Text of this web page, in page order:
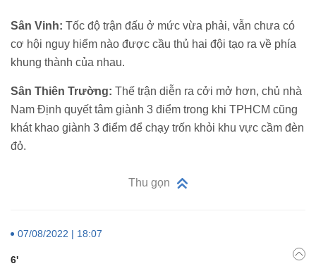
Sân Vinh: Tốc độ trận đấu ở mức vừa phải, vẫn chưa có
cơ hội nguy hiểm nào được cầu thủ hai đội tạo ra về phía
khung thành của nhau.
Sân Thiên Trường: Thế trận diễn ra cởi mở hơn, chủ nhà
Nam Định quyết tâm giành 3 điểm trong khi TPHCM cũng
khát khao giành 3 điểm để chạy trốn khỏi khu vực cầm đèn
đỏ.
Thu gọn
07/08/2022 | 18:07
6'